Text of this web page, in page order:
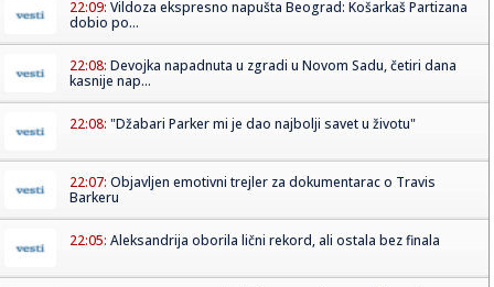
22:09: Vildoza ekspresno napušta Beograd: Košarkaš Partizana
dobio po...
22:08: Devojka napadnuta u zgradi u Novom Sadu, četiri dana
kasnije nap...
22:08: "Džabari Parker mi je dao najbolji savet u životu"
22:07: Objavljen emotivni trejler za dokumentarac o Travis
Barkeru
22:05: Aleksandrija oborila lični rekord, ali ostala bez finala